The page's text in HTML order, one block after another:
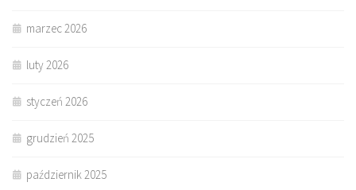
marzec 2026
luty 2026
styczeń 2026
grudzień 2025
październik 2025